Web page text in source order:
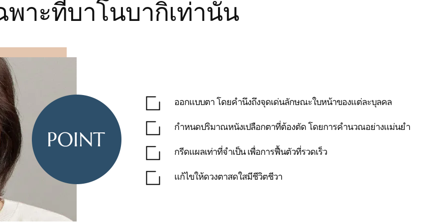
พาะที่บาโนบากิเท่านั้น
ออกแบบตา โดยคำนึงถึงจุดเด่นลักษณะใบหน้าของแต่ละบุลคล
กำหนดปริมาณหนังเปลือกตาที่ต้องตัด โดยการคำนวณอย่างแม่นยำ
กรีดแผลเท่าที่จำเป็น เพื่อการฟื้นตัวที่รวดเร็ว
แก้ไขให้ดวงตาสดใสมีชีวิตชีวา